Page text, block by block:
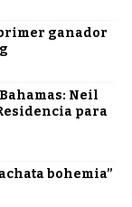
ganador
Neil
para
bohemia”